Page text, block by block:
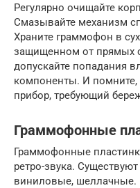
Регулярно очищайте
Смазывайте механизм
Храните граммофон в
защищенном от прямых
допускайте попадания
компоненты. И помните,
прибор, требующий
Граммофонные
Граммофонные
ретро-звука.
виниловые, шеллачные.